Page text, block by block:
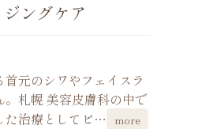
ングケア
元のシワやフェイスラ
札幌 美容皮膚科の中で
た治療としてビ…
more